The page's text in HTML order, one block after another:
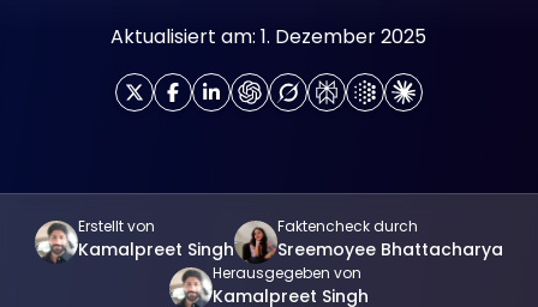
Aktualisiert am: 1. Dezember 2025
Erstellt von
Kamalpreet Singh
Faktencheck durch
Sreemoyee Bhattacharya
Herausgegeben von
Kamalpreet Singh